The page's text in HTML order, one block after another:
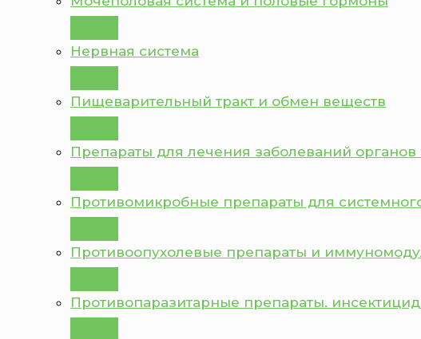
Нервная система
Пищеварительный тракт и обмен веществ
Препараты для лечения заболеваний органов
Противомикробные препараты для
Противоопухолевые препараты и
Противопаразитарные препараты.